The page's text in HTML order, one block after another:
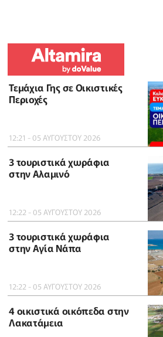
Τεμάχια Γης σε Οικιστικές
Περιοχές
12:21 - 05 ΑΥΓΟΥΣΤΟΥ 2026
3 τουριστικά χωράφια
στην Αλαμινό
12:22 - 05 ΑΥΓΟΥΣΤΟΥ 2026
3 τουριστικά χωράφια
στην Αγία Νάπα
12:22 - 05 ΑΥΓΟΥΣΤΟΥ 2026
4 οικιστικά οικόπεδα στην
Λακατάμεια